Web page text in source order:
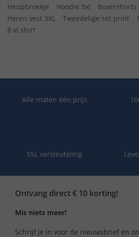
Heupbroekje
Hoodie 3xl
Boxershorts
Heren vest 3XL
Tweedelige set print
8 xl shirt
Alle maten één prijs
SSL versleuteling
Ontvang direct € 10 korting!
Mis niets meer!
Schrijf je in voor de nieuwsbrief en